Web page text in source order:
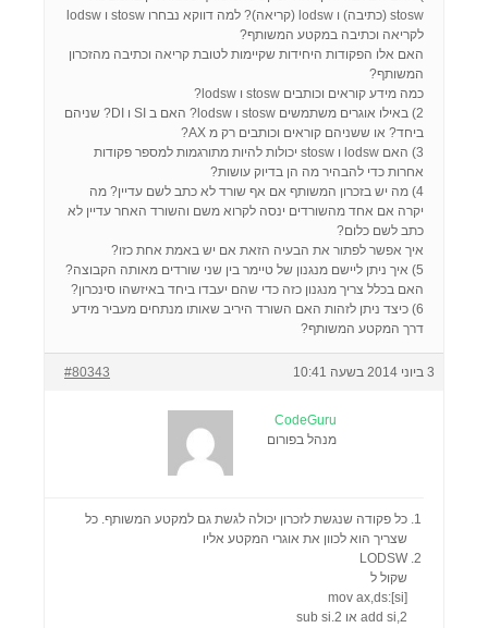
stosw (כתיבה) ו lodsw (קריאה)? למה דווקא נבחרו stosw ו lodsw
לקריאה וכתיבה במקטע המשותף?
האם אלו הפקודות היחידות שקיימות לטובת קריאה וכתיבה מהזכרון
המשותף?
כמה מידע קוראים וכותבים stosw ו lodsw?
2) באילו אוגרים משתמשים stosw ו lodsw? האם ב SI ו DI? שניהם
ביחד? או ששניהם קוראים וכותבים רק מ AX?
3) האם lodsw ו stosw יכולות להיות מתורגמות למספר פקודות
אחרות כדי להבהיר מה הן בדיוק עושות?
4) מה יש בזכרון המשותף אם אף שורד לא כתב לשם עדיין? מה
יקרה אם אחד מהשורדים ינסה לקרוא משם והשורד האחר עדיין לא
כתב לשם כלום?
איך אפשר לפתור את הבעיה הזאת אם יש באמת אחת כזו?
5) איך ניתן ליישם מנגנון של טיימר בין שני שורדים מאותה הקבוצה?
האם בכלל צריך מנגנון כזה כדי שהם יעבדו ביחד באיזשהו סינכרון?
6) כיצד ניתן לזהות האם השורד היריב שאותו מנתחים מעביר מידע
דרך המקטע המשותף?
3 ביוני 2014 בשעה 10:41 #80343
CodeGuru
מנהל בפורום
כל פקודה שנגשת לזכרון יכולה לגשת גם למקטע המשותף. כל
שצריך הוא לכוון את אוגרי המקטע אליו
LODSW
שקול ל
mov ax,ds:[si]
add si,2 או sub si.2